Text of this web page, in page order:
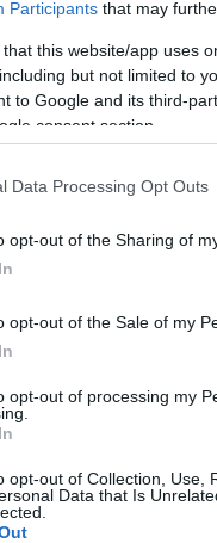
Participants that may
that this website/app uses
but not limited to
to Google and its third-
consent section.
Data Processing Opt Outs
opt-out of the Sharing of
opt-out of the Sale of my
opt-out of processing my
opt-out of Collection, Use,
Data that Is
– dalle
bianche ai
indimenticabile
e le sue
visitate dai turisti
racchiude in sé
sue tradizioni,
di torri, mura,
, simbolo della
staglia in una